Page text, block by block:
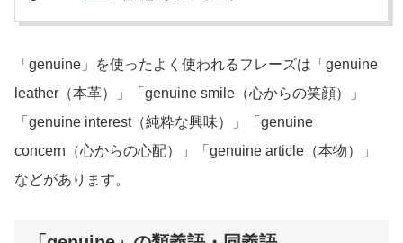
「genuine」を使ったよく使われるフレーズは「genuine
leather（本革）」「genuine smile（心からの笑顔）」
「genuine interest（純粋な興味）」「genuine
concern（心からの心配）」「genuine article（本物）」
などがあります。